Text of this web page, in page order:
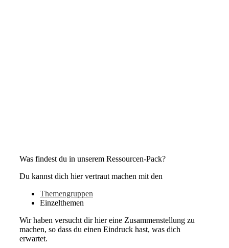
Was findest du in unserem Ressourcen-Pack?
Du kannst dich hier vertraut machen mit den
Themengruppen
Einzelthemen
Wir haben versucht dir hier eine Zusammenstellung zu
machen, so dass du einen Eindruck hast, was dich
erwartet.